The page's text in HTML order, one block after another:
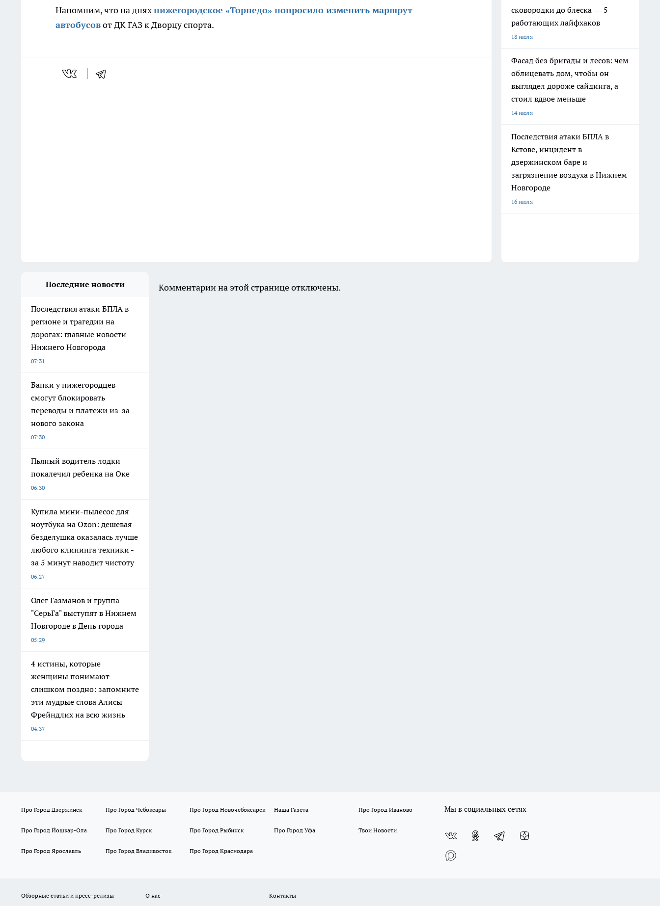
Напомним, что на дняхнижегородское «Торпедо» попросило изменить маршрут
автобусовот ДК ГАЗ к Дворцу спорта.
сковородки до блеска — 5
работающих лайфхаков
18 июля
Фасад без бригады и лесов: чем
облицевать дом, чтобы он
выглядел дороже сайдинга, а
стоил вдвое меньше
14 июля
Последствия атаки БПЛА в
Кстове, инцидент в
дзержинском баре и
загрязнение воздуха в Нижнем
Новгороде
16 июля
Последние новости
Последствия атаки БПЛА в
регионе и трагедии на
дорогах: главные новости
Нижнего Новгорода
07:31
Банки у нижегородцев
смогут блокировать
переводы и платежи из-за
нового закона
07:30
Пьяный водитель лодки
покалечил ребенка на Оке
06:30
Купила мини-пылесос для
ноутбука на Ozon: дешевая
безделушка оказалась лучше
любого клининга техники -
за 5 минут наводит чистоту
06:27
Олег Газманов и группа
"СерьГа" выступят в Нижнем
Новгороде в День города
05:29
4 истины, которые
женщины понимают
слишком поздно: запомните
эти мудрые слова Алисы
Фрейндлих на всю жизнь
04:37
Комментарии на этой странице отключены.
Про Город Дзержинск Про Город Чебоксары Про Город Новочебоксарск Наша Газета Про Город Иваново
Про Город Йошкар-Ола Про Город Курск Про Город Рыбинск Про Город Уфа Твои Новости
Про Город Ярославль Про Город Владивосток Про Город Краснодара
Мы в социальных сетях
Обзорные статьи и пресс-релизы О нас
Контакты